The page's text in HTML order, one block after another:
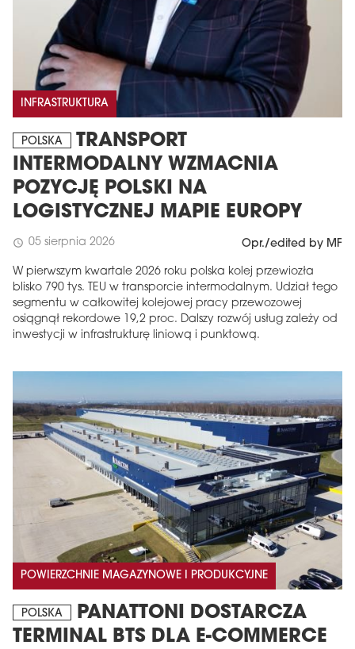
INFRASTRUKTURA
POLSKA
TRANSPORT
INTERMODALNY WZMACNIA
POZYCJĘ POLSKI NA
LOGISTYCZNEJ MAPIE EUROPY
schedule 05 sierpnia 2026 Opr./edited by MF
W pierwszym kwartale 2026 roku polska kolej przewiozła
blisko 790 tys. TEU w transporcie intermodalnym. Udział tego
segmentu w całkowitej kolejowej pracy przewozowej
osiągnął rekordowe 19,2 proc. Dalszy rozwój usług zależy od
inwestycji w infrastrukturę liniową i punktową.
POWIERZCHNIE MAGAZYNOWE I PRODUKCYJNE
POLSKA
PANATTONI DOSTARCZA
TERMINAL BTS DLA E-COMMERCE